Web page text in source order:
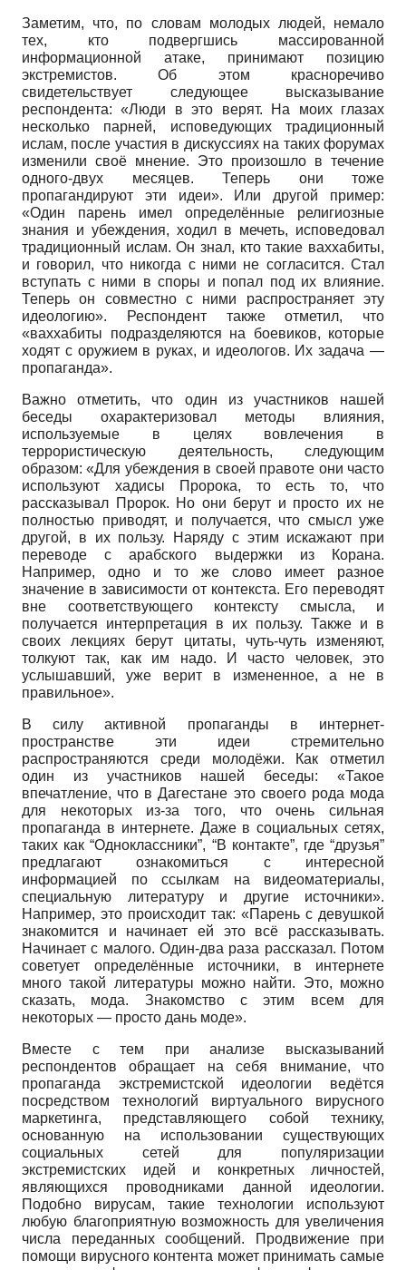
Заметим, что, по словам молодых людей, немало
тех, кто подвергшись массированной
информационной атаке, принимают позицию
экстремистов. Об этом красноречиво
свидетельствует следующее высказывание
респондента: «Люди в это верят. На моих глазах
несколько парней, исповедующих традиционный
ислам, после участия в дискуссиях на таких форумах
изменили своё мнение. Это произошло в течение
одного-двух месяцев. Теперь они тоже
пропагандируют эти идеи». Или другой пример:
«Один парень имел определённые религиозные
знания и убеждения, ходил в мечеть, исповедовал
традиционный ислам. Он знал, кто такие ваххабиты,
и говорил, что никогда с ними не согласится. Стал
вступать с ними в споры и попал под их влияние.
Теперь он совместно с ними распространяет эту
идеологию». Респондент также отметил, что
«ваххабиты подразделяются на боевиков, которые
ходят с оружием в руках, и идеологов. Их задача —
пропаганда».
Важно отметить, что один из участников нашей
беседы охарактеризовал методы влияния,
используемые в целях вовлечения в
террористическую деятельность, следующим
образом: «Для убеждения в своей правоте они часто
используют хадисы Пророка, то есть то, что
рассказывал Пророк. Но они берут и просто их не
полностью приводят, и получается, что смысл уже
другой, в их пользу. Наряду с этим искажают при
переводе с арабского выдержки из Корана.
Например, одно и то же слово имеет разное
значение в зависимости от контекста. Его переводят
вне соответствующего контексту смысла, и
получается интерпретация в их пользу. Также и в
своих лекциях берут цитаты, чуть-чуть изменяют,
толкуют так, как им надо. И часто человек, это
услышавший, уже верит в измененное, а не в
правильное».
В силу активной пропаганды в интернет-
пространстве эти идеи стремительно
распространяются среди молодёжи. Как отметил
один из участников нашей беседы: «Такое
впечатление, что в Дагестане это своего рода мода
для некоторых из-за того, что очень сильная
пропаганда в интернете. Даже в социальных сетях,
таких как “Одноклассники”, “В контакте”, где “друзья”
предлагают ознакомиться с интересной
информацией по ссылкам на видеоматериалы,
специальную литературу и другие источники».
Например, это происходит так: «Парень с девушкой
знакомится и начинает ей это всё рассказывать.
Начинает с малого. Один-два раза рассказал. Потом
советует определённые источники, в интернете
много такой литературы можно найти. Это, можно
сказать, мода. Знакомство с этим всем для
некоторых — просто дань моде».
Вместе с тем при анализе высказываний
респондентов обращает на себя внимание, что
пропаганда экстремистской идеологии ведётся
посредством технологий виртуального вирусного
маркетинга, представляющего собой технику,
основанную на использовании существующих
социальных сетей для популяризации
экстремистских идей и конкретных личностей,
являющихся проводниками данной идеологии.
Подобно вирусам, такие технологии используют
любую благоприятную возможность для увеличения
числа переданных сообщений. Продвижение при
помощи вирусного контента может принимать самые